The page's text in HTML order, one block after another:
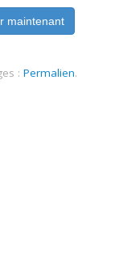
maintenant
: Permalien.